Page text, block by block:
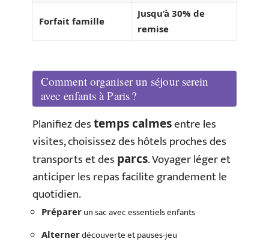
Forfait famille
Jusqu’à 30% de
remise
Comment organiser un séjour serein
avec enfants à Paris ?
Planifiez destemps calmesentre les
visites, choisissez des hôtels proches des
transports et des parcs. Voyager léger et
anticiper les repas facilite grandement le
quotidien.
Préparer un sac avec essentiels enfants
Alternerdécouverte et pauses-jeu